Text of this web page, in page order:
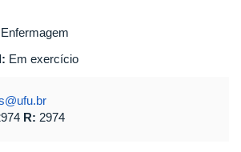
Em exercício
R: 2974